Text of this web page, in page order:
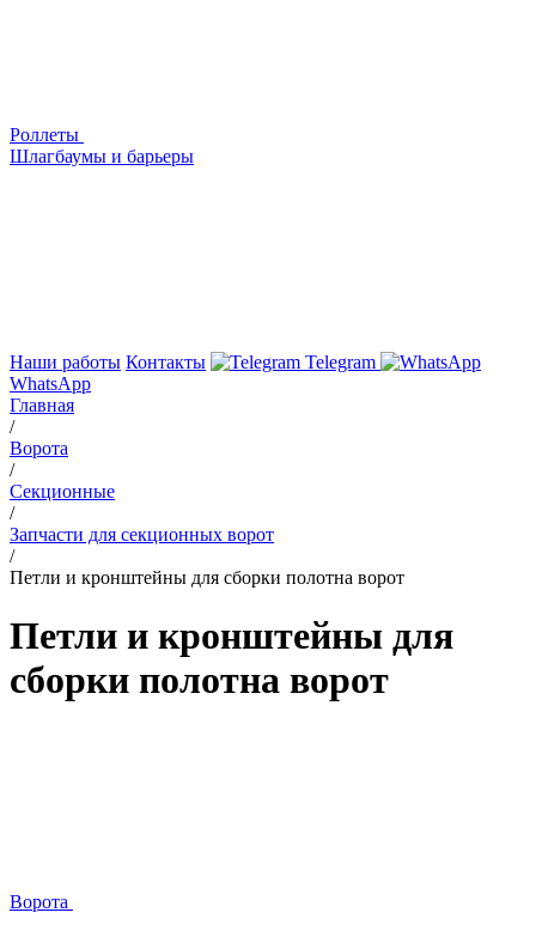
Роллеты
Шлагбаумы и барьеры
Наши работы Контакты
Telegram
WhatsApp
Главная
/
Ворота
/
Секционные
/
Запчасти для секционных ворот
/
Петли и кронштейны для сборки полотна ворот
Петли и кронштейны для
сборки полотна ворот
Ворота